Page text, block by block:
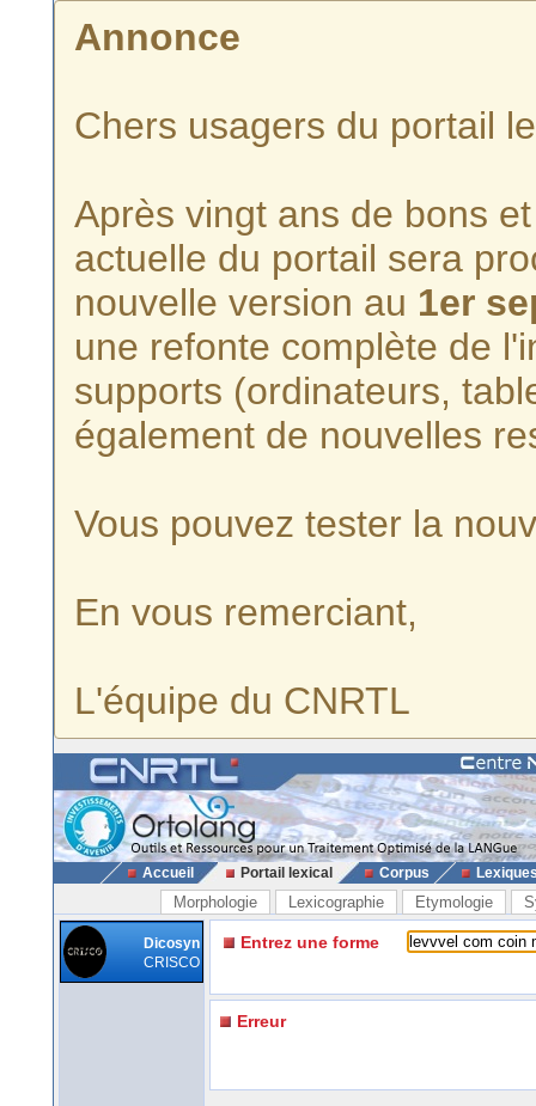
Annonce
Chers usagers du portail
Après vingt ans de bons
actuelle du portail sera
nouvelle version au 1er
une refonte complète de
supports (ordinateurs,
également de nouvelles
Vous pouvez tester la
En vous remerciant,
L'équipe du CNRTL
Accueil Portail lexical Corpus
Morphologie Lexicographie Etymologie
Dicosyn
CRISCO
Entrez une forme
Erreur